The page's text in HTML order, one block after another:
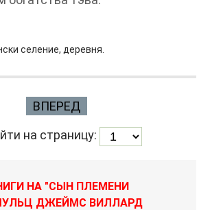
селение, деревня.
ВПЕРЕД
на страницу:
НА "СЫН ПЛЕМЕНИ
ДЖЕЙМС ВИЛЛАРД